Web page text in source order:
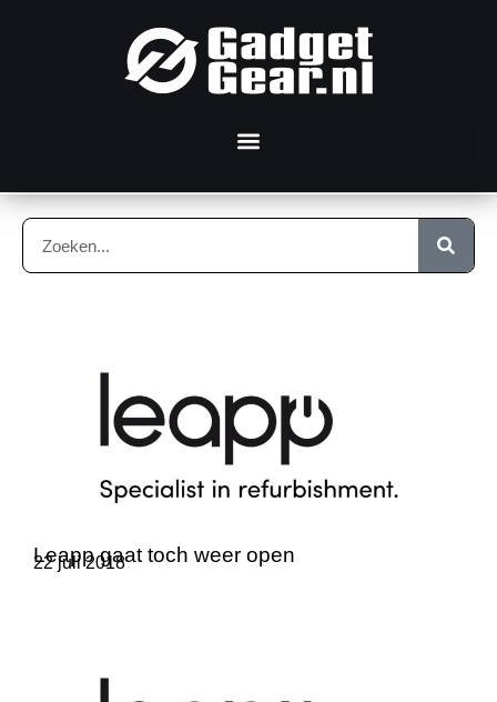
Leapp gaat toch weer open
22 juli 2018